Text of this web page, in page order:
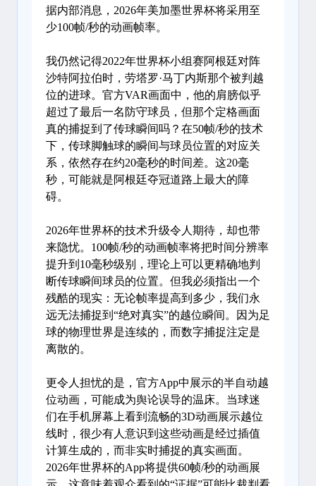
据内部消息，2026年美加墨世界杯将采用至
少100帧/秒的动画帧率。
我仍然记得2022年世界杯小组赛阿根廷对阵
沙特阿拉伯时，劳塔罗·马丁内斯那个被判越
位的进球。官方VAR画面中，他的肩膀似乎
超过了最后一名防守球员，但那个定格画面
真的捕捉到了传球瞬间吗？在50帧/秒的技术
下，传球脚触球的瞬间与球员位置的对应关
系，依然存在约20毫秒的时间差。这20毫
秒，可能就是阿根廷夺冠道路上最大的障
碍。
2026年世界杯的技术升级令人期待，却也带
来隐忧。100帧/秒的动画帧率将把时间分辨率
提升到10毫秒级别，理论上可以更精确地判
断传球瞬间球员的位置。但我必须指出一个
残酷的现实：无论帧率提高到多少，我们永
远无法捕捉到“绝对真实”的越位瞬间。因为足
球的物理世界是连续的，而数字捕捉注定是
离散的。
更令人担忧的是，官方App中展示的半自动越
位动画，可能成为舆论误导的温床。当球迷
们在手机屏幕上看到流畅的3D动画展示越位
线时，很少有人意识到这些动画是经过插值
计算生成的，而非实时捕捉的真实画面。
2026年世界杯的App将提供60帧/秒的动画展